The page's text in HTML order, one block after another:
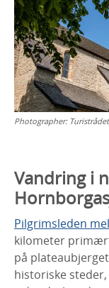
Photographer:
Vandring i
Pilgrimsleden
kilometer
på
historiske